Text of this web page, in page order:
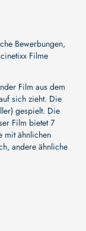
Bewerbungen,
Filme
Film aus dem
sich zieht. Die
gespielt. Die
Film bietet 7
mit ähnlichen
andere ähnliche